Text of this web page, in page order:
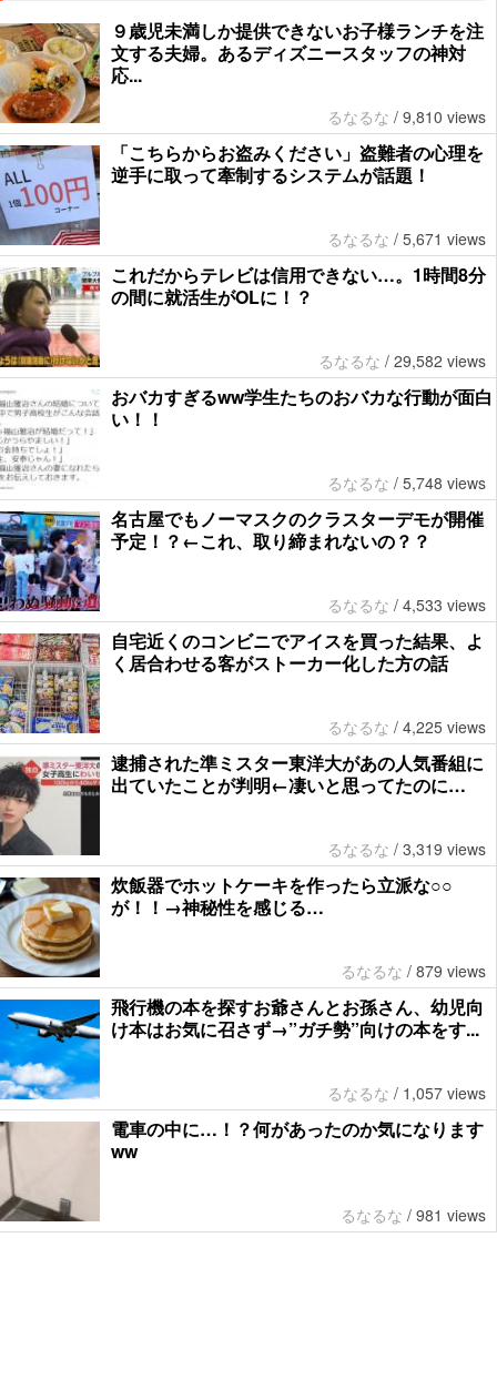
９歳児未満しか提供できないお子様ランチを注
文する夫婦。あるディズニースタッフの神対
応...
るなるな / 9,810 views
「こちらからお盗みください」盗難者の心理を
逆手に取って牽制するシステムが話題！
るなるな / 5,671 views
これだからテレビは信用できない…。1時間8分
の間に就活生がOLに！？
るなるな / 29,582 views
おバカすぎるww学生たちのおバカな行動が面白
い！！
るなるな / 5,748 views
名古屋でもノーマスクのクラスターデモが開催
予定！？←これ、取り締まれないの？？
るなるな / 4,533 views
自宅近くのコンビニでアイスを買った結果、よ
く居合わせる客がストーカー化した方の話
るなるな / 4,225 views
逮捕された準ミスター東洋大があの人気番組に
出ていたことが判明←凄いと思ってたのに…
るなるな / 3,319 views
炊飯器でホットケーキを作ったら立派な○○
が！！→神秘性を感じる…
るなるな / 879 views
飛行機の本を探すお爺さんとお孫さん、幼児向
け本はお気に召さず→”ガチ勢”向けの本をす...
るなるな / 1,057 views
電車の中に…！？何があったのか気になります
ww
るなるな / 981 views